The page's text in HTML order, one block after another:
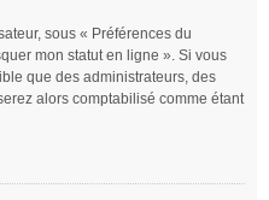
sous « Préférences du
mon statut en ligne ». Si vous
que des administrateurs, des
alors comptabilisé comme étant